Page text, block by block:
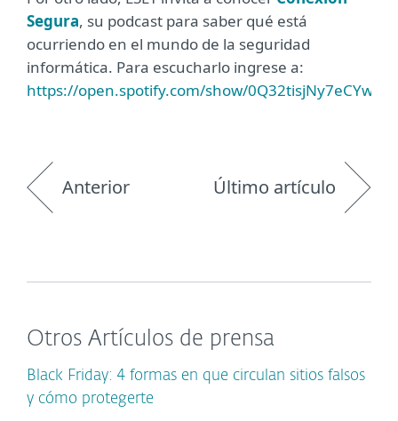
Segura, su podcast para saber qué está
ocurriendo en el mundo de la seguridad
informática. Para escucharlo ingrese a:
https://open.spotify.com/show/
Anterior Último artículo
Otros Artículos de prensa
Black Friday: 4 formas en que circulan sitios falsos
y cómo protegerte